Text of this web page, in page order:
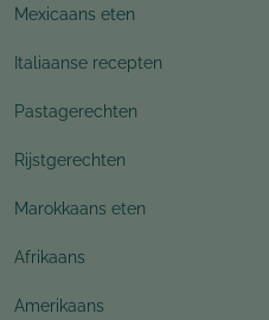
Mexicaans eten
Italiaanse recepten
Pastagerechten
Rijstgerechten
Marokkaans eten
Afrikaans
Amerikaans